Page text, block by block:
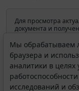
Для просмотра
документа и
изменениях и
документа,
Интернет-версии
Мы обрабатываем
браузера и
аналитики в
исследований и